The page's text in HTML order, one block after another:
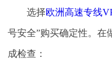
选择欧洲高速专线
号安全”购买确定性。在
成检查：